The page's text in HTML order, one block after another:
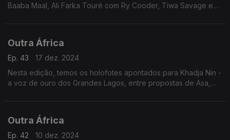
Baaba Maal, Ali Farka Touré com Ry Cooder, Tiwa Savage e
Outra África
Ep. 43
17 dez. 2024
Nesta edição, temos os holofotes apontados para Khadja Nin -
a voz de ouro dos Grandes Lagos, entre propostas de Asa,
Outra África
Ep. 42
10 dez. 2024